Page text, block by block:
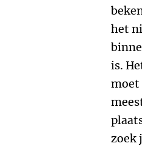
het
is.
moet
zoek